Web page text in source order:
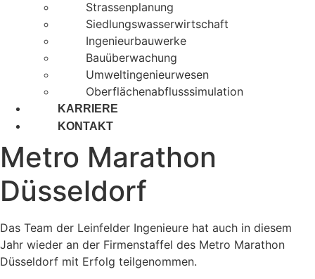
Strassenplanung
Siedlungswasserwirtschaft
Ingenieurbauwerke
Bauüberwachung
Umweltingenieurwesen
Oberflächenabflusssimulation
KARRIERE
KONTAKT
Metro Marathon
Düsseldorf
Das Team der Leinfelder Ingenieure hat auch in diesem
Jahr wieder an der Firmenstaffel des Metro Marathon
Düsseldorf mit Erfolg teilgenommen.